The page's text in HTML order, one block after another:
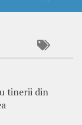
tinerii din